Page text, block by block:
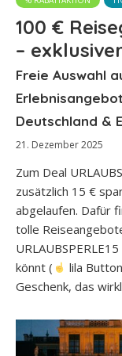
100 €
–
Freie Auswahl
Deutschland &
21. Dezember 2025
Zum Deal
zusätzlich 15 €
abgelaufen. Dafür
tolle
könnt (
lila
Geschenk, das